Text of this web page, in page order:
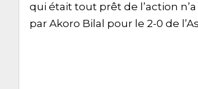
qui était tout prêt de l’action
par Akoro Bilal pour le 2-0 de